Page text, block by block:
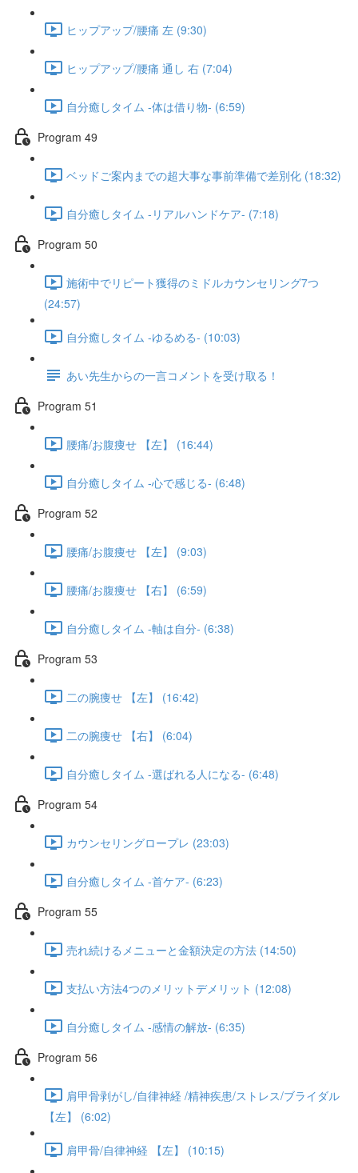
ヒップアップ/腰痛 左 (9:30)
ヒップアップ/腰痛 通し 右 (7:04)
自分癒しタイム -体は借り物- (6:59)
Program 49
ベッドご案内までの超大事な事前準備で差別化 (18:32)
自分癒しタイム -リアルハンドケア- (7:18)
Program 50
施術中でリピート獲得のミドルカウンセリング7つ
(24:57)
自分癒しタイム -ゆるめる- (10:03)
あい先生からの一言コメントを受け取る！
Program 51
腰痛/お腹痩せ 【左】 (16:44)
自分癒しタイム -心で感じる- (6:48)
Program 52
腰痛/お腹痩せ 【左】 (9:03)
腰痛/お腹痩せ 【右】 (6:59)
自分癒しタイム -軸は自分- (6:38)
Program 53
二の腕痩せ 【左】 (16:42)
二の腕痩せ 【右】 (6:04)
自分癒しタイム -選ばれる人になる- (6:48)
Program 54
カウンセリングロープレ (23:03)
自分癒しタイム -首ケア- (6:23)
Program 55
売れ続けるメニューと金額決定の方法 (14:50)
支払い方法4つのメリットデメリット (12:08)
自分癒しタイム -感情の解放- (6:35)
Program 56
肩甲骨剥がし/自律神経 /精神疾患/ストレス/ブライダル
【左】 (6:02)
肩甲骨/自律神経 【左】 (10:15)